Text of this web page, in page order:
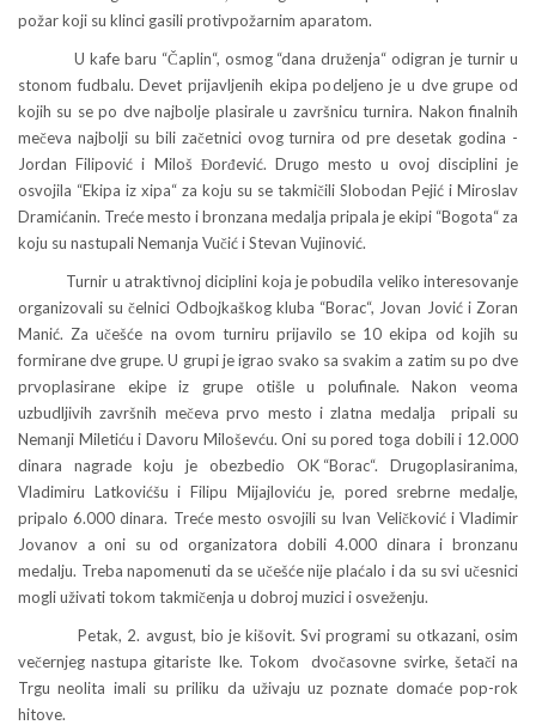
požar koji su klinci gasili protivpožarnim aparatom.
U kafe baru “Čaplin“, osmog “dana druženja“ odigran je turnir u
stonom fudbalu. Devet prijavljenih ekipa podeljeno je u dve grupe od
kojih su se po dve najbolje plasirale u završnicu turnira. Nakon finalnih
mečeva najbolji su bili začetnici ovog turnira od pre desetak godina -
Jordan Filipović i Miloš Đorđević. Drugo mesto u ovoj disciplini je
osvojila “Ekipa iz xipa“ za koju su se takmičili Slobodan Pejić i Miroslav
Dramićanin. Treće mesto i bronzana medalja pripala je ekipi “Bogota“ za
koju su nastupali Nemanja Vučić i Stevan Vujinović.
Turnir u atraktivnoj diciplini koja je pobudila veliko interesovanje
organizovali su čelnici Odbojkaškog kluba “Borac“, Jovan Jović i Zoran
Manić. Za učešće na ovom turniru prijavilo se 10 ekipa od kojih su
formirane dve grupe. U grupi je igrao svako sa svakim a zatim su po dve
prvoplasirane ekipe iz grupe otišle u polufinale. Nakon veoma
uzbudljivih završnih mečeva prvo mesto i zlatna medalja pripali su
Nemanji Miletiću i Davoru Miloševću. Oni su pored toga dobili i 12.000
dinara nagrade koju je obezbedio OK “Borac“. Drugoplasiranima,
Vladimiru Latkovićšu i Filipu Mijajloviću je, pored srebrne medalje,
pripalo 6.000 dinara. Treće mesto osvojili su Ivan Veličković i Vladimir
Jovanov a oni su od organizatora dobili 4.000 dinara i bronzanu
medalju. Treba napomenuti da se učešće nije plaćalo i da su svi učesnici
mogli uživati tokom takmičenja u dobroj muzici i osveženju.
Petak, 2. avgust, bio je kišovit. Svi programi su otkazani, osim
večernjeg nastupa gitariste Ike. Tokom dvočasovne svirke, šetači na
Trgu neolita imali su priliku da uživaju uz poznate domaće pop-rok
hitove.